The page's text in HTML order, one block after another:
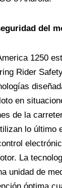
del
1250
Rider
en
de la
lo último
La
unidad de
óptima